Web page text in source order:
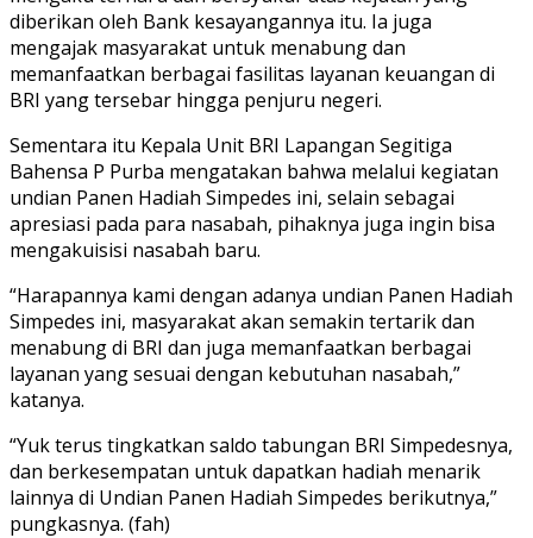
diberikan oleh Bank kesayangannya itu. Ia juga
mengajak masyarakat untuk menabung dan
memanfaatkan berbagai fasilitas layanan keuangan di
BRI yang tersebar hingga penjuru negeri.
Sementara itu Kepala Unit BRI Lapangan Segitiga
Bahensa P Purba mengatakan bahwa melalui kegiatan
undian Panen Hadiah Simpedes ini, selain sebagai
apresiasi pada para nasabah, pihaknya juga ingin bisa
mengakuisisi nasabah baru.
“Harapannya kami dengan adanya undian Panen Hadiah
Simpedes ini, masyarakat akan semakin tertarik dan
menabung di BRI dan juga memanfaatkan berbagai
layanan yang sesuai dengan kebutuhan nasabah,”
katanya.
“Yuk terus tingkatkan saldo tabungan BRI Simpedesnya,
dan berkesempatan untuk dapatkan hadiah menarik
lainnya di Undian Panen Hadiah Simpedes berikutnya,”
pungkasnya. (fah)